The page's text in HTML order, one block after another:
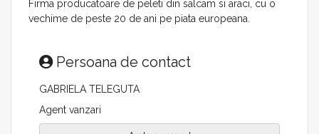
Firma producatoare de peleti din salcam si araci, cu o
vechime de peste 20 de ani pe piata europeana.
Persoana de contact
GABRIELA TELEGUTA
Agent vanzari